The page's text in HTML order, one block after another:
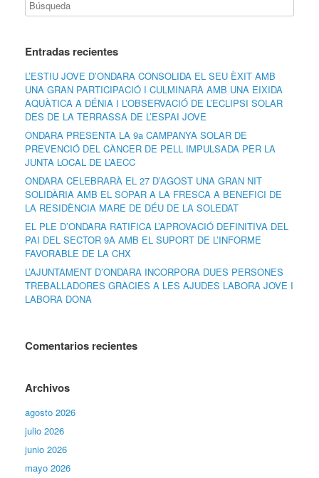
Entradas recientes
L’ESTIU JOVE D’ONDARA CONSOLIDA EL SEU ÈXIT AMB
UNA GRAN PARTICIPACIÓ I CULMINARÀ AMB UNA EIXIDA
AQUÀTICA A DÉNIA I L’OBSERVACIÓ DE L’ECLIPSI SOLAR
DES DE LA TERRASSA DE L’ESPAI JOVE
ONDARA PRESENTA LA 9a CAMPANYA SOLAR DE
PREVENCIÓ DEL CÀNCER DE PELL IMPULSADA PER LA
JUNTA LOCAL DE L’AECC
ONDARA CELEBRARÀ EL 27 D’AGOST UNA GRAN NIT
SOLIDÀRIA AMB EL SOPAR A LA FRESCA A BENEFICI DE
LA RESIDÈNCIA MARE DE DÉU DE LA SOLEDAT
EL PLE D’ONDARA RATIFICA L’APROVACIÓ DEFINITIVA DEL
PAI DEL SECTOR 9A AMB EL SUPORT DE L’INFORME
FAVORABLE DE LA CHX
L’AJUNTAMENT D’ONDARA INCORPORA DUES PERSONES
TREBALLADORES GRÀCIES A LES AJUDES LABORA JOVE I
LABORA DONA
Comentarios recientes
Archivos
agosto 2026
julio 2026
junio 2026
mayo 2026